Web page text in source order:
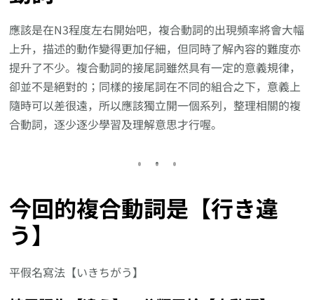
應該是在N3程度左右開始吧，複合動詞的出現頻率將會大幅
上升，描述的動作變得更加仔細，但同時了解內容的難度亦
提升了不少。複合動詞的接尾詞雖然具有一定的意義規律，
卻並不是絕對的；同樣的接尾詞在不同的組合之下，意義上
隨時可以差很遠，所以應該獨立開一個系列，整理相關的複
合動詞，逐少逐少學習及理解意思才行喔。
今回的複合動詞是【行き違
う】
平假名寫法【いきちがう】